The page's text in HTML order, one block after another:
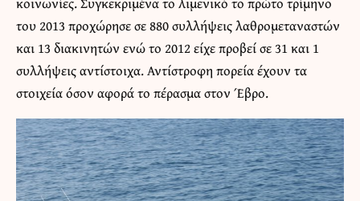
του 2013 προχώρησε σε 880 συλλήψεις λαθρομεταναστών
και 13 διακινητών ενώ το 2012 είχε προβεί σε 31 και 1
συλλήψεις αντίστοιχα. Αντίστροφη πορεία έχουν τα
στοιχεία όσον αφορά το πέρασμα στον Έβρο.